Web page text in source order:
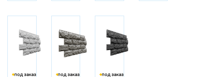
под заказ под заказ под заказ